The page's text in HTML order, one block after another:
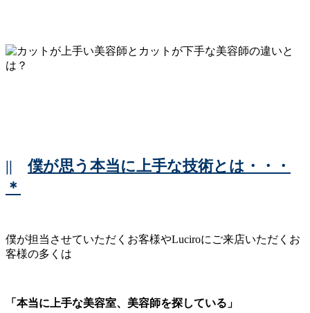
|| 僕が思う本当に上手な技術とは・・・
＊
僕が担当させていただくお客様やLuciroにご来店いただくお
客様の多くは
「本当に上手な美容室、美容師を探している」